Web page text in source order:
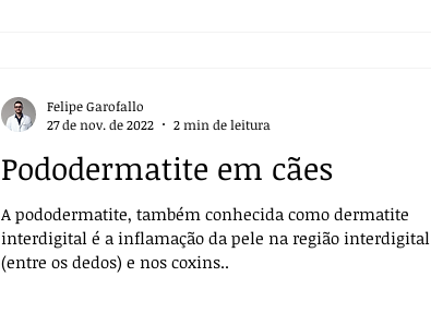
Pododermatite em cães
A pododermatite, também conhecida como dermatite
interdigital é a inflamação da pele na região interdigital
(entre os dedos) e nos coxins..
Felipe Garofallo
27 de nov. de 2022
2 min de leitura